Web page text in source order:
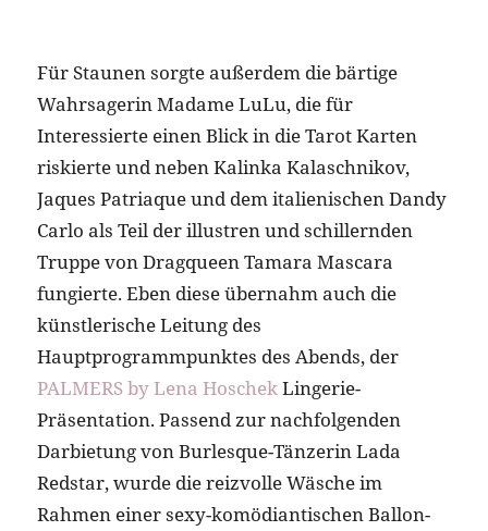
Für Staunen sorgte außerdem die bärtige
Wahrsagerin Madame LuLu, die für
Interessierte einen Blick in die Tarot Karten
riskierte und neben Kalinka Kalaschnikov,
Jaques Patriaque und dem italienischen Dandy
Carlo als Teil der illustren und schillernden
Truppe von Dragqueen Tamara Mascara
fungierte. Eben diese übernahm auch die
künstlerische Leitung des
Hauptprogrammpunktes des Abends, der
PALMERS by Lena HoschekLingerie-
Präsentation. Passend zur nachfolgenden
Darbietung von Burlesque-Tänzerin Lada
Redstar, wurde die reizvolle Wäsche im
Rahmen einer sexy-komödiantischen Ballon-